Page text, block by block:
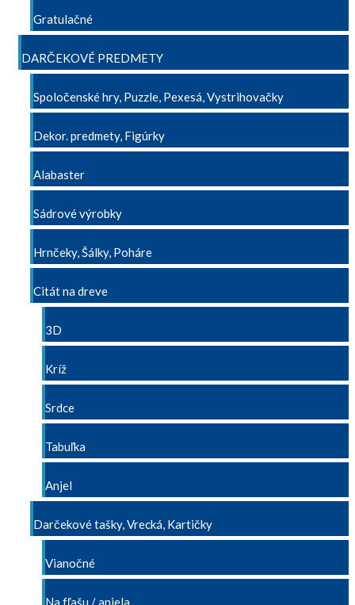
Gratulačné
DARČEKOVÉ PREDMETY
Spoločenské hry, Puzzle, Pexesá, Vystrihovačky
Dekor. predmety, Figúrky
Alabaster
Sádrové výrobky
Hrnčeky, Šálky, Poháre
Citát na dreve
3D
Kríž
Srdce
Tabuľka
Anjel
Darčekové tašky, Vrecká, Kartičky
Vianočné
Na fľašu / anjela